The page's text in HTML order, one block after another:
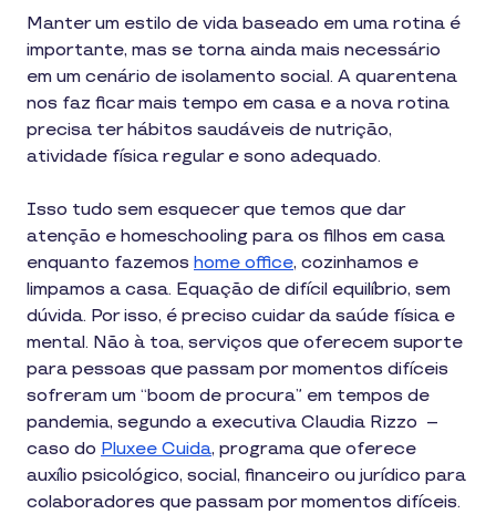
Manter um estilo de vida baseado em uma rotina é
importante, mas se torna ainda mais necessário
em um cenário de isolamento social. A quarentena
nos faz ficar mais tempo em casa e a nova rotina
precisa ter hábitos saudáveis de nutrição,
atividade física regular e sono adequado.
Isso tudo sem esquecer que temos que dar
atenção e homeschooling para os filhos em casa
enquanto fazemos home office, cozinhamos e
limpamos a casa. Equação de difícil equilíbrio, sem
dúvida. Por isso, é preciso cuidar da saúde física e
mental. Não à toa, serviços que oferecem suporte
para pessoas que passam por momentos difíceis
sofreram um “boom de procura” em tempos de
pandemia, segundo a executiva Claudia Rizzo –
caso do Pluxee Cuida, programa que oferece
auxílio psicológico, social, financeiro ou jurídico para
colaboradores que passam por momentos difíceis.